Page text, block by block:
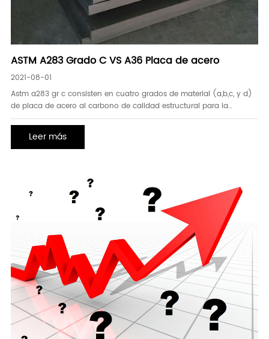
ASTM A283 Grado C VS A36 Placa de acero
2021-08-01
Astm a283 gr c consisten en cuatro grados de material (a,b,c, y d)
de placa de acero al carbono de calidad estructural para la
aplicación general. astm a36 cubre la placa de acero al carbono, la
forma y la barra de calidad estructural para su uso en la
construcción remachada, atornillada o soldada de puentes
Leer más